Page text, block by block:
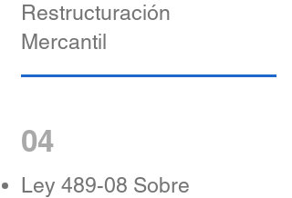
Restructuración
Mercantil
04
Ley 489-08 Sobre